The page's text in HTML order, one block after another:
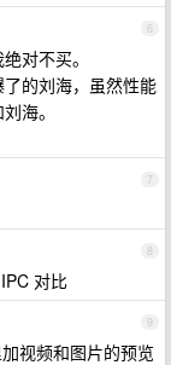
6
对不买。
的刘海，虽然性能
海。
7
8
对比
9
视频和图片的预览